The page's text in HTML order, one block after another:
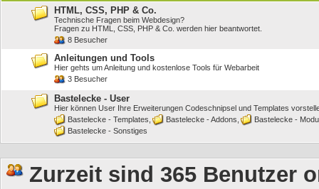
HTML, CSS, PHP & Co.
Technische Fragen beim Webdesign?
Fragen zu HTML, CSS, PHP & Co. werden hier beantwortet.
8 Besucher
Anleitungen und Tools
Hier gehts um Anleitung und kostenlose Tools für Webarbeit
3 Besucher
Bastelecke - User
Hier können User Ihre Erweiterungen Codeschnipsel und Templates
Bastelecke - Templates
Bastelecke - Addons
Bastelecke -
Bastelecke - Sonstiges
Zurzeit sind 365 Benutzer